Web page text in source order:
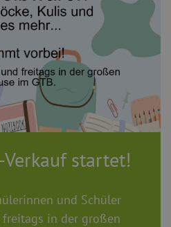
startet!
und Schüler
in der großen